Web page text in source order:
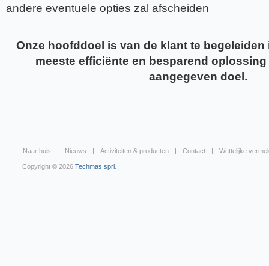
andere eventuele opties zal afscheiden
Onze hoofddoel is van de klant te begeleiden
meeste efficiënte en besparend
aangegeven doel.
Naar huis Nieuws Activiteiten & producten Contact Wettelijke
Copyright © 2026 Techmas sprl .